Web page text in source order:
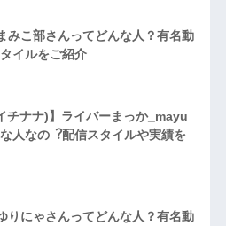
みこ部さんってどんな⼈？有名動
イルをご紹介
チナナ)】ライバーまっか_mayu
人なの︖配信スタイルや実績を
りにゃさんってどんな⼈？有名動